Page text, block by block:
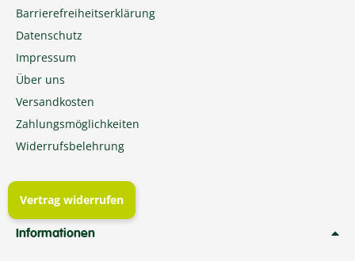
Barrierefreiheitserklärung
Datenschutz
Impressum
Über uns
Versandkosten
Zahlungsmöglichkeiten
Widerrufsbelehrung
Vertrag widerrufen
Informationen